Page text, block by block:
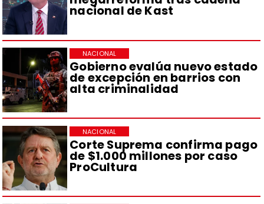
nacional de Kast
Gobierno evalúa nuevo estado
de excepción en barrios con
alta criminalidad
NACIONAL
Corte Suprema confirma pago
de $1.000 millones por caso
ProCultura
NACIONAL